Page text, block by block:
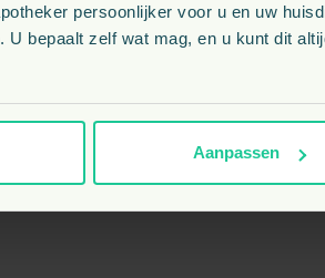
persoonlijker voor u en uw
U bepaalt zelf wat mag, en u kunt dit
Aanpassen
1 - 2
graag weten voordat u bestelt?